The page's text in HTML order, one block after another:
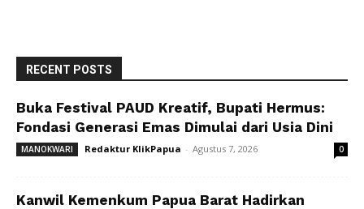
RECENT POSTS
Buka Festival PAUD Kreatif, Bupati Hermus:
Fondasi Generasi Emas Dimulai dari Usia Dini
MANOKWARI Redaktur KlikPapua - Agustus 7, 2026 0
Kanwil Kemenkum Papua Barat Hadirkan